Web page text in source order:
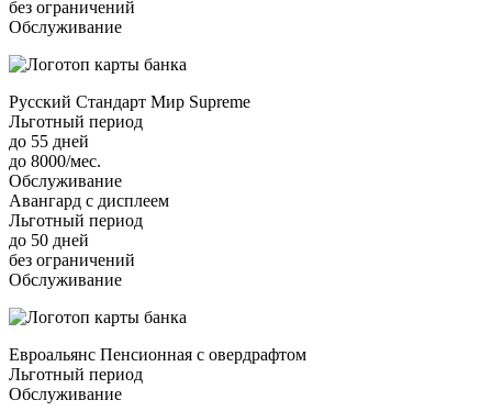
без ограничений
Обслуживание
Русский Стандарт Мир Supreme
Льготный период
до 55 дней
до 8000/мес.
Обслуживание
Авангард с дисплеем
Льготный период
до 50 дней
без ограничений
Обслуживание
Евроальянс Пенсионная с овердрафтом
Льготный период
Обслуживание